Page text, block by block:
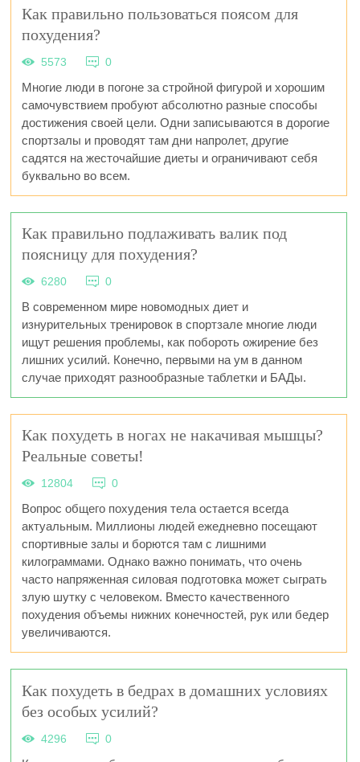
Как правильно пользоваться поясом для
похудения?
5573 0
Многие люди в погоне за стройной фигурой и хорошим
самочувствием пробуют абсолютно разные способы
достижения своей цели. Одни записываются в дорогие
спортзалы и проводят там дни напролет, другие
садятся на жесточайшие диеты и ограничивают себя
буквально во всем.
Как правильно подлаживать валик под
поясницу для похудения?
6280 0
В современном мире новомодных диет и
изнурительных тренировок в спортзале многие люди
ищут решения проблемы, как побороть ожирение без
лишних усилий. Конечно, первыми на ум в данном
случае приходят разнообразные таблетки и БАДы.
Как похудеть в ногах не накачивая мышцы?
Реальные советы!
12804 0
Вопрос общего похудения тела остается всегда
актуальным. Миллионы людей ежедневно посещают
спортивные залы и борются там с лишними
килограммами. Однако важно понимать, что очень
часто напряженная силовая подготовка может сыграть
злую шутку с человеком. Вместо качественного
похудения объемы нижних конечностей, рук или бедер
увеличиваются.
Как похудеть в бедрах в домашних условиях
без особых усилий?
4296 0